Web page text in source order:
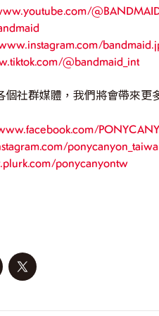
@bandmaid_int
個社群媒體，我們將會帶來
ponycanyontw